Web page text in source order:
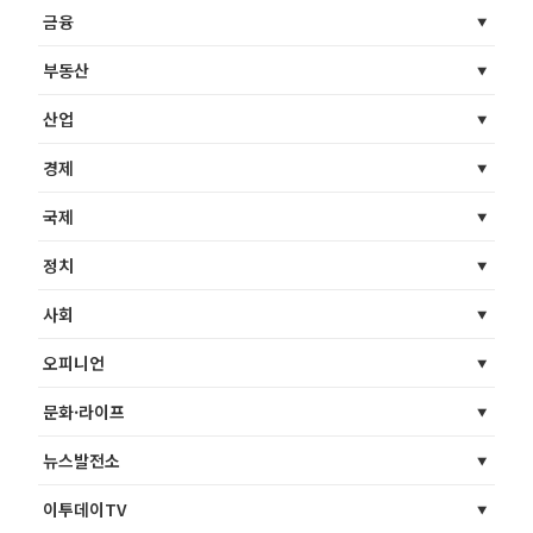
금융
부동산
산업
경제
국제
정치
사회
오피니언
문화·라이프
뉴스발전소
이투데이TV